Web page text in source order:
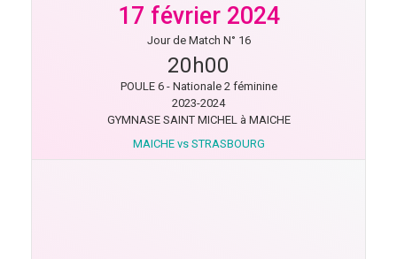
17 février 2024
Jour de Match N° 16
20h00
POULE 6 - Nationale 2 féminine
2023-2024
GYMNASE SAINT MICHEL à MAICHE
MAICHE vs STRASBOURG